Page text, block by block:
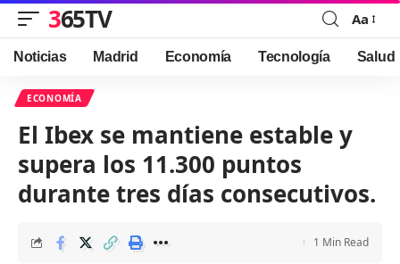
365TV
Font
Resizer
Aa
Noticias Madrid Economía Tecnología Salud
ECONOMÍA
El Ibex se mantiene estable y
supera los 11.300 puntos
durante tres días consecutivos.
1 Min Read